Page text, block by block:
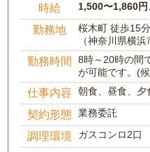
時給 1,500〜1,860円
勤務地
桜木町 徒歩15分
（神奈川県横浜
勤務時間
8時～20時の間
が可能です。(
仕事内容 朝食、昼食、夕
契約形態 業務委託
調理環境 ガスコンロ2口